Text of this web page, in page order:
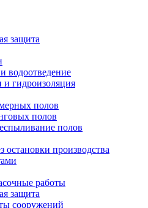
защита
водоотведение
гидроизоляция
полов
полов
полов
остановки производства
работы
защита
сооружений